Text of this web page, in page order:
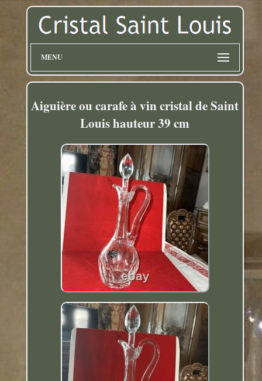
MENU
Aiguière ou carafe à vin cristal de Saint
Louis hauteur 39 cm